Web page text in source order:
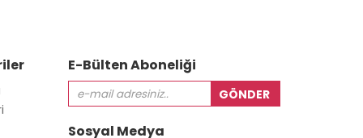
E-Bülten Aboneliği
Sosyal Medya